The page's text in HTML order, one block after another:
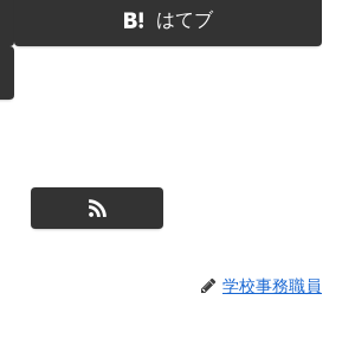
はてブ
学校事務職員